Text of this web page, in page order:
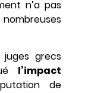
n’a pas
juges grecs
l’impact
de